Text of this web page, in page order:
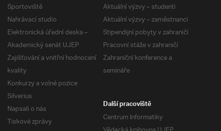
Sportoviště
Nahrávací studio
Elektronická úřední deska –
Akademický senát UJEP
Zajišťování a vnitřní hodnocení
kvality
Konkurzy a volné pozice
Silverius
Napsali o nás
Tiskové zprávy
Aktuální výzvy – studenti
Aktuální výzvy – zaměstnanci
Stipendijní pobyty v zahraničí
Pracovní stáže v zahraničí
Zahraniční konference a
semináře
Další pracoviště
Centrum Informatiky